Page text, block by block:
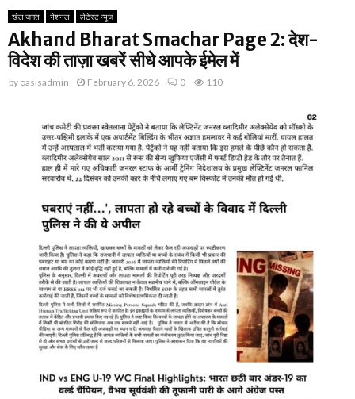
खेल जगत नेशनल लेटेस्ट न्यूज
Akhand Bharat Smachar Page 2: देश-
विदेश की ताज़ा खबरें सीधे आपके ईमेल में
by oasisadmin February 6, 2026 0 110